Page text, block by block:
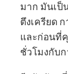
มาก มันเป็
ตึงเครียด
และก่อนที่
ชั่วโมงกับ